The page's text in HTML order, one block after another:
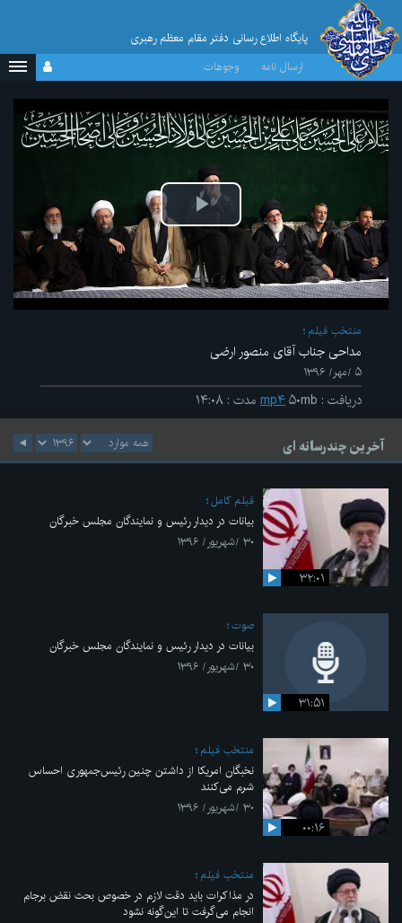
پایگاه اطلاع رسانی دفتر مقام معظم رهبری
ارسال نامه
وجوهات
پخش
ویدیو
منتخب فیلم
مداحی جناب آقای منصور ارضی
۵ /مهر/ ۱۳۹۶
دریافت : mp۴۵۰mb مدت : ۱۴:۰۸
آخرین چندرسانه ای
۳۲:۰۱
فیلم کامل
بیانات در دیدار رئیس و نمایندگان مجلس خبرگان
۳۰ /شهریور/ ۱۳۹۶
۳۱:۵۱
صوت
بیانات در دیدار رئیس و نمایندگان مجلس خبرگان
۳۰ /شهریور/ ۱۳۹۶
۰۰:۱۶
منتخب فیلم
نخبگان امریکا از داشتن چنین رئیس‌جمهوری احساس
شرم می‌کنند
۳۰ /شهریور/ ۱۳۹۶
منتخب فیلم
در مذاکرات باید دقت لازم در خصوص بحث نقض برجام
انجام می‌گرفت تا این‌گونه نشود